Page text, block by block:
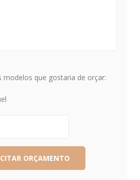
modelos que gostaria de orçar: